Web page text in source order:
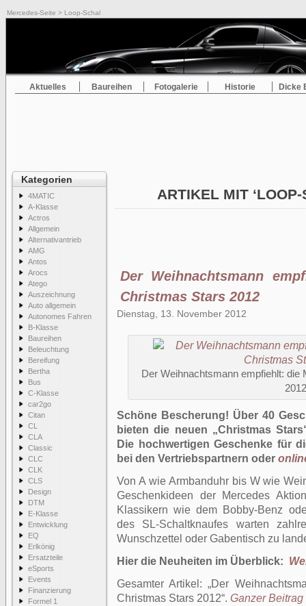
Mercedes-Seite > Loop-Schal
Aktuelles Baureihen Fotogalerie Historie Dicke
Kategorien
4MATIC
A-Klasse
Actros
Allgemein
Alternativantrieb
AMG
Antos
Arocs
Atego
Auszeichnung
Auto allgemein
Autonomes Fahren
B-Klasse
Baureihen
Beleuchtung
Bereifung
Bertha
Bus
C-Klasse
car2go
Citan
CL
CLA
Classic
CLC
CLK
CLS
Design
DTM
E-Klasse
Entwicklung
EQ
Erlkönig
Ersatzteile
eSports
Events
Finanzierung
Formel 1
ARTIKEL MIT ‘LOOP-
Der Weihnachtsmann
Christmas Stars 2012
Dienstag, 13. November 2012
Der Weihnachtsmann empfiehlt:
2012
Schöne Bescherung! Über 40
bieten die neuen „Christmas
Die hochwertigen Geschenke für
bei den Vertriebspartnern oder
Von A wie Armbanduhr bis W wie
Geschenkideen der Mercedes
Klassikern wie dem Bobby-Benz
des SL-Schaltknaufes warten
Wunschzettel oder Gabentisch zu
Hier die Neuheiten im Überblick:
Gesamter Artikel: Der
Christmas Stars 2012 . Ganzer Beitrag